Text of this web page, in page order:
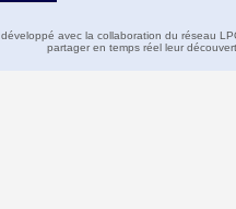
avec la collaboration du réseau
partager en temps réel leur